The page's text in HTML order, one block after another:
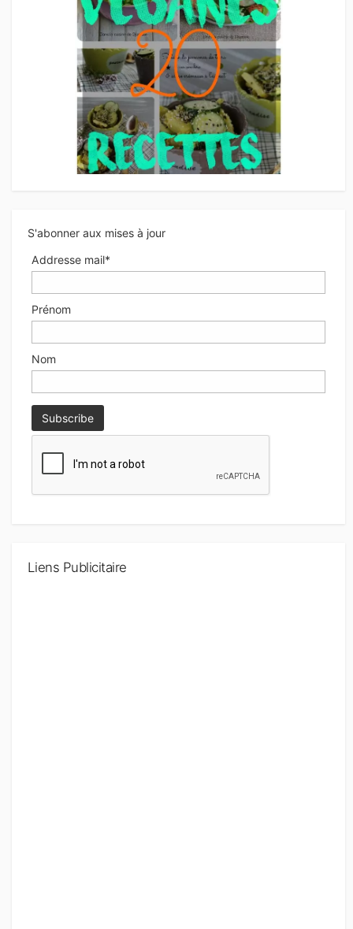
S'abonner aux mises à jour
Addresse mail*
Prénom
Nom
Liens Publicitaire